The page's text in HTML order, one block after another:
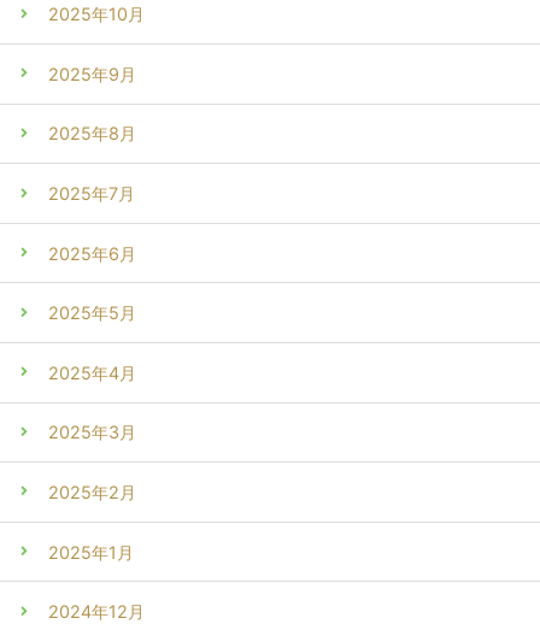
2025年10月
2025年9月
2025年8月
2025年7月
2025年6月
2025年5月
2025年4月
2025年3月
2025年2月
2025年1月
2024年12月